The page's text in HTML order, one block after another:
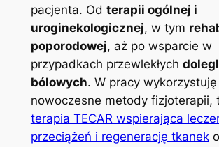
pacjenta. Od terapii ogólnej i
uroginekologicznej, w tym
poporodowej, aż po wsparcie w
przypadkach przewlekłych
bólowych. W pracy
nowoczesne metody fizjoterapii,
terapia TECAR wspierająca
przeciążeń i regenerację tkanek